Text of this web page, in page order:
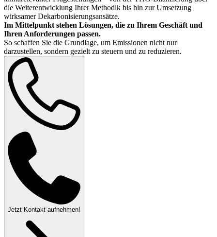
die Weiterentwicklung Ihrer Methodik bis hin zur Umsetzung
wirksamer Dekarbonisierungsansätze.
Im Mittelpunkt stehen Lösungen, die zu Ihrem Geschäft und
Ihren Anforderungen passen.
So schaffen Sie die Grundlage, um Emissionen nicht nur
darzustellen, sondern gezielt zu steuern und zu reduzieren.
Jetzt Kontakt aufnehmen!